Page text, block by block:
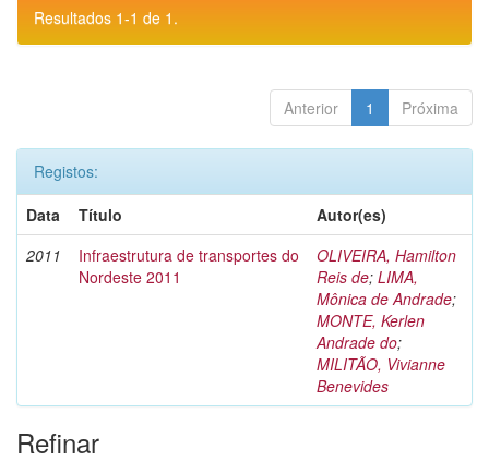
Resultados 1-1 de 1.
Anterior 1 Próxima
Registos:
Data
Título
Autor(es)
2011
Infraestrutura de transportes do
Nordeste 2011
OLIVEIRA, Hamilton
Reis de; LIMA,
Mônica de Andrade;
MONTE, Kerlen
Andrade do;
MILITÃO, Vivianne
Benevides
Refinar